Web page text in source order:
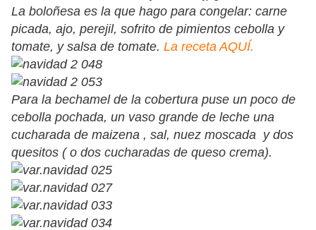
La boloñesa es la que hago para congelar: carne
picada, ajo, perejil, sofrito de pimientos cebolla y
tomate, y salsa de tomate. La receta AQUÍ.
Para la bechamel de la cobertura puse un poco de
cebolla pochada, un vaso grande de leche una
cucharada de maizena , sal, nuez moscada y dos
quesitos ( o dos cucharadas de queso crema).